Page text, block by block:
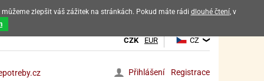
výrobků
CZK EUR CZ
Přihlášení Registrace
zlepšit váš zážitek na stránkách. Pokud máte rádi dlouhé čtení, v